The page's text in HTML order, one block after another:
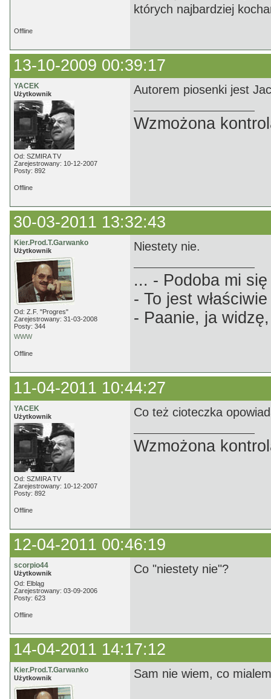
których najbardziej
Offline
13-10-2009 00:39:17
YACEK
Użytkownik
Od: SZMIRA TV
Zarejestrowany: 10-12-2007
Posty: 892
Autorem piosenki jest
Wzmożona
Offline
30-03-2011 13:32:43
Kier.Prod.T.Garwanko
Użytkownik
Od: Z.F. "Progres"
Zarejestrowany: 31-03-2008
Posty: 344
WWW
Niestety nie.
... - Podoba mi
- To jest
- Paanie, ja
Offline
11-04-2011 10:44:27
YACEK
Użytkownik
Od: SZMIRA TV
Zarejestrowany: 10-12-2007
Posty: 892
Co też cioteczka
Wzmożona
Offline
12-04-2011 00:46:19
scorpio44
Użytkownik
Od: Elbląg
Zarejestrowany: 03-09-2006
Posty: 623
Co "niestety nie"?
Offline
14-04-2011 14:17:12
Kier.Prod.T.Garwanko
Użytkownik Sam nie wiem, co